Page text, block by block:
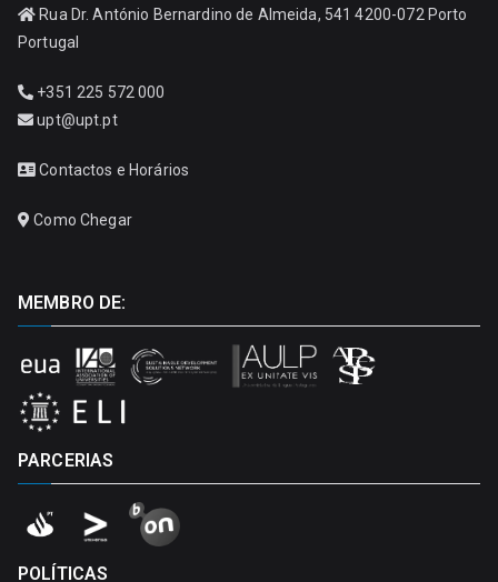
Rua Dr. António Bernardino de Almeida, 541 4200-072 Porto
Portugal
+351 225 572 000
upt@upt.pt
Contactos e Horários
Como Chegar
MEMBRO DE:
PARCERIAS
POLÍTICAS